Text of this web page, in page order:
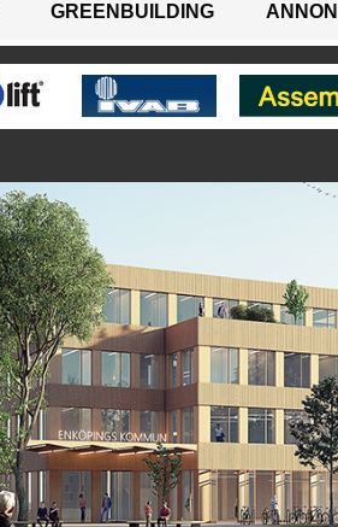
GREENBUILDING